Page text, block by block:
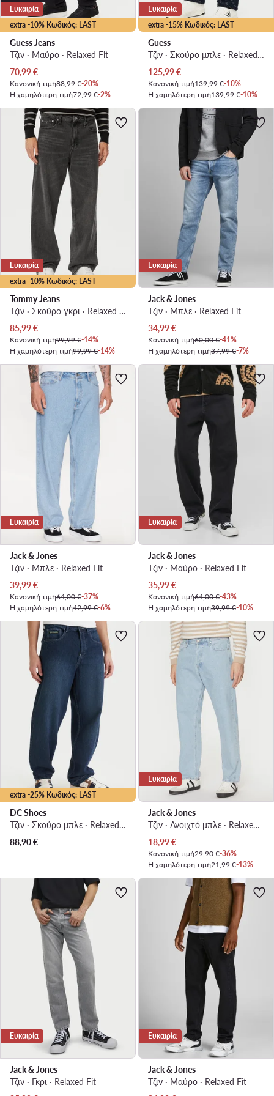
extra -10% Κωδικός: LAST
Ευκαιρία
Guess Jeans
Τζιν · Μαύρο · Relaxed Fit
Τρέχουσα τιμή
70,99€
Κανονική τιμή88,99 €-20%
Η χαμηλότερη τιμή72,99 €-2%
extra -15% Κωδικός: LAST
Ευκαιρία
Guess
Τζιν · Σκούρο μπλε · Relaxed Fit
Τρέχουσα τιμή
125,99€
Κανονική τιμή139,99 €-10%
Η χαμηλότερη τιμή139,99 €-10%
extra -10% Κωδικός: LAST
Ευκαιρία
Tommy Jeans
Τζιν · Σκούρο γκρι · Relaxed Fit
Τρέχουσα τιμή
85,99€
Κανονική τιμή99,99 €-14%
Η χαμηλότερη τιμή99,99 €-14%
Ευκαιρία
Jack & Jones
Τζιν · Μπλε · Relaxed Fit
Τρέχουσα τιμή
34,99€
Κανονική τιμή60,00 €-41%
Η χαμηλότερη τιμή37,99 €-7%
Ευκαιρία
Jack & Jones
Τζιν · Μπλε · Relaxed Fit
Τρέχουσα τιμή
39,99€
Κανονική τιμή64,00 €-37%
Η χαμηλότερη τιμή42,99 €-6%
Ευκαιρία
Jack & Jones
Τζιν · Μαύρο · Relaxed Fit
Τρέχουσα τιμή
35,99€
Κανονική τιμή64,00 €-43%
Η χαμηλότερη τιμή39,99 €-10%
extra -25% Κωδικός: LAST
DC Shoes
Τζιν · Σκούρο μπλε · Relaxed Fit
88,90€
Ευκαιρία
Jack & Jones
Τζιν · Ανοιχτό μπλε · Relaxed Fit
Τρέχουσα τιμή
18,99€
Κανονική τιμή29,90 €-36%
Η χαμηλότερη τιμή21,99 €-13%
Ευκαιρία
Jack & Jones
Τζιν · Γκρι · Relaxed Fit
Ευκαιρία
Jack & Jones
Τζιν · Μαύρο · Relaxed Fit